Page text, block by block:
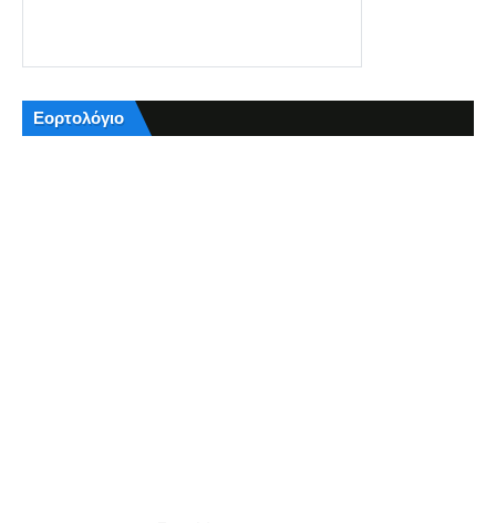
Εορτολόγιο